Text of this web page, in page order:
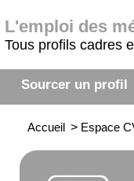
L'emploi des
Tous profils cadres
Sourcer un profil
Accueil > Espace